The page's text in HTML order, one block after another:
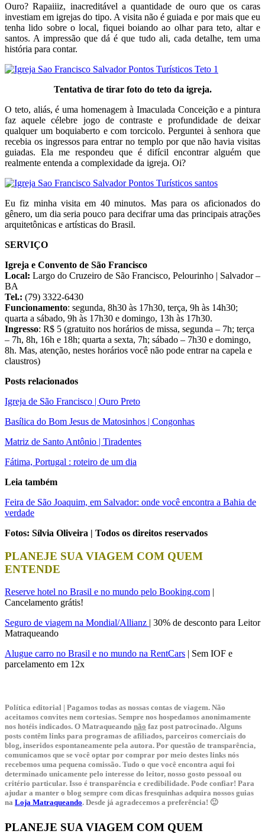
Ouro? Rapaiiiz, inacreditável a quantidade de ouro que os caras
investiam em igrejas do tipo. A visita não é guiada e por mais que eu
tenha lido sobre o local, fiquei boiando ao olhar para teto, altar e
santos. A impressão que dá é que tudo ali, cada detalhe, tem uma
história para contar.
Tentativa de tirar foto do teto da igreja.
O teto, aliás, é uma homenagem à Imaculada Conceição e a pintura
faz aquele célebre jogo de contraste e profundidade de deixar
qualquer um boquiaberto e com torcicolo. Perguntei à senhora que
recebia os ingressos para entrar no templo por que não havia visitas
guiadas. Ela me respondeu que é difícil encontrar alguém que
realmente entenda a complexidade da igreja. Oi?
Eu fiz minha visita em 40 minutos. Mas para os aficionados do
gênero, um dia seria pouco para decifrar uma das principais atrações
arquitetônicas e artísticas do Brasil.
SERVIÇO
Igreja e Convento de São Francisco
Local: Largo do Cruzeiro de São Francisco, Pelourinho | Salvador –
BA
Tel.: (79) 3322-6430
Funcionamento: segunda, 8h30 às 17h30, terça, 9h às 14h30;
quarta a sábado, 9h às 17h30 e domingo, 13h às 17h30.
Ingresso: R$ 5 (gratuito nos horários de missa, segunda – 7h; terça
– 7h, 8h, 16h e 18h; quarta a sexta, 7h; sábado – 7h30 e domingo,
8h. Mas, atenção, nestes horários você não pode entrar na capela e
claustros)
Posts relacionados
Igreja de São Francisco | Ouro Preto
Basílica do Bom Jesus de Matosinhos | Congonhas
Matriz de Santo Antônio | Tiradentes
Fátima, Portugal : roteiro de um dia
Leia também
Feira de São Joaquim, em Salvador: onde você encontra a Bahia de
verdade
Fotos: Sílvia Oliveira | Todos os direitos reservados
PLANEJE SUA VIAGEM COM QUEM
ENTENDE
Reserve hotel no Brasil e no mundo pelo Booking.com |
Cancelamento grátis!
Seguro de viagem na Mondial/Allianz | 30% de desconto para Leitor
Matraqueando
Alugue carro no Brasil e no mundo na RentCars | Sem IOF e
parcelamento em 12x
Política editorial | Pagamos todas as nossas contas de viagem. Não
aceitamos convites nem cortesias. Sempre nos hospedamos anonimamente
nos hotéis indicados. O Matraqueando não faz post patrocinado. Alguns
posts contêm links para programas de afiliados, parceiros comerciais do
blog, inseridos espontaneamente pela autora. Por questão de transparência,
comunicamos que se você optar por comprar por meio destes links nós
recebemos uma pequena comissão. Tudo o que você encontra aqui foi
determinado unicamente pelo interesse do leitor, nosso gosto pessoal ou
critério particular. Isso é transparência e credibilidade. Pode confiar! Para
ajudar a manter o blog sempre com dicas fresquinhas adquira nossos guias
na Loja Matraqueando. Desde já agradecemos a preferência! 🙂
PLANEJE SUA VIAGEM COM QUEM